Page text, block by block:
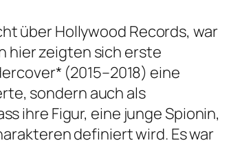
über Hollywood Records, war
hier zeigten sich erste
(2015–2018) eine
sondern auch als
ihre Figur, eine junge Spionin,
definiert wird. Es war